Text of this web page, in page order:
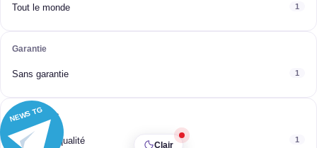
Clair
NEWS TG
Tout le monde 1
Garantie
Sans garantie 1
Spécificités
Haute qualité 1